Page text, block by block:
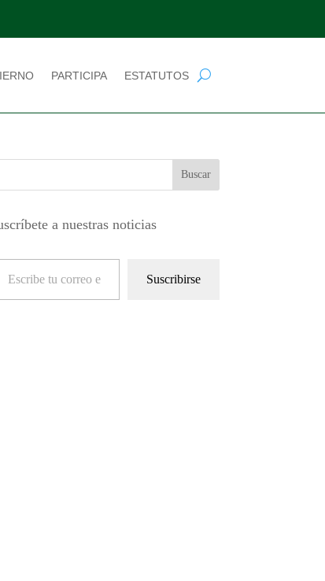
PARTICIPA ESTATUTOS
a nuestras noticias
tu correo electrónico…
Suscribirse